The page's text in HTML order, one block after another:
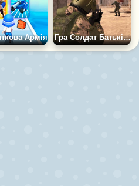
Армія Гра Солдат Батьківщини: Сахара